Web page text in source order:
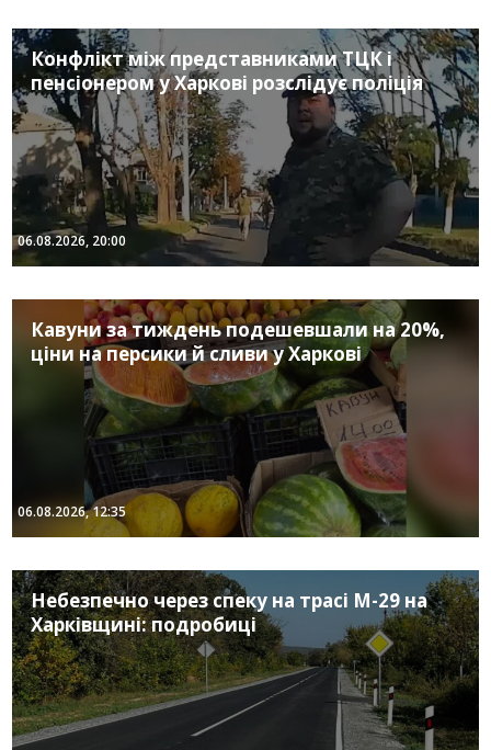
Конфлікт між представниками ТЦК і
пенсіонером у Харкові розслідує поліція
06.08.2026, 20:00
Кавуни за тиждень подешевшали на 20%,
ціни на персики й сливи у Харкові
06.08.2026, 12:35
Небезпечно через спеку на трасі М-29 на
Харківщині: подробиці